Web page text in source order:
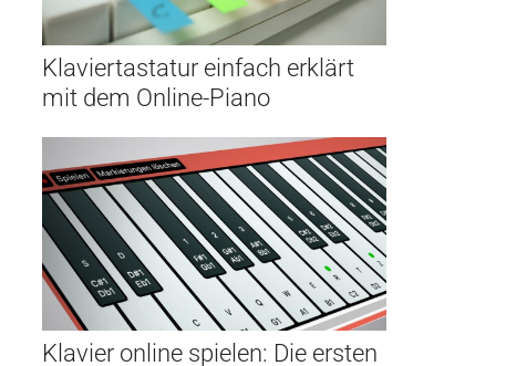
Klaviertastatur einfach erklärt
mit dem Online-Piano
Klavier online spielen: Die ersten